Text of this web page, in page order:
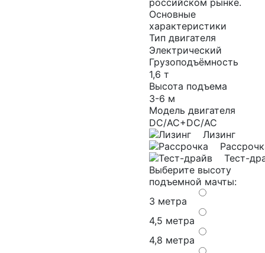
российском рынке.
Основные
характеристики
Тип двигателя
Электрический
Грузоподъёмность
1,6 т
Высота подъема
3-6 м
Модель двигателя
DC/AC+DC/AC
Лизинг
Тест-
Выберите высоту
подъемной мачты:
3 метра
4,5 метра
4,8 метра